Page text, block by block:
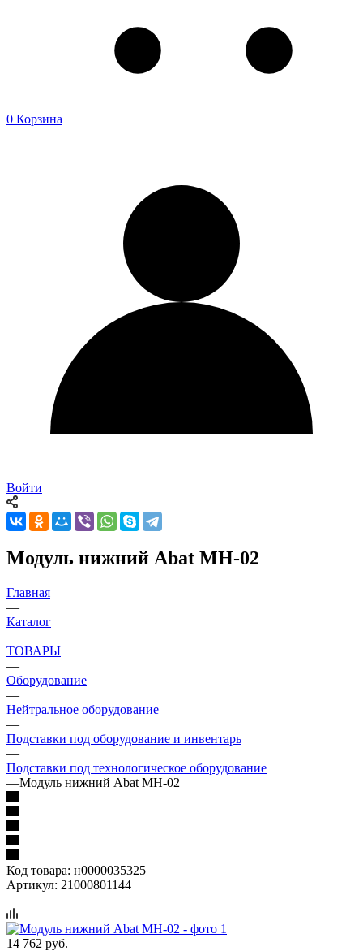
0 Корзина
Войти
Модуль нижний Abat МН-02
Главная
—
Каталог
—
ТОВАРЫ
—
Оборудование
—
Нейтральное оборудование
—
Подставки под оборудование и инвентарь
—
Подставки под технологическое оборудование
—Модуль нижний Abat МН-02
Код товара: н0000035325
Артикул: 21000801144
14 762 руб.